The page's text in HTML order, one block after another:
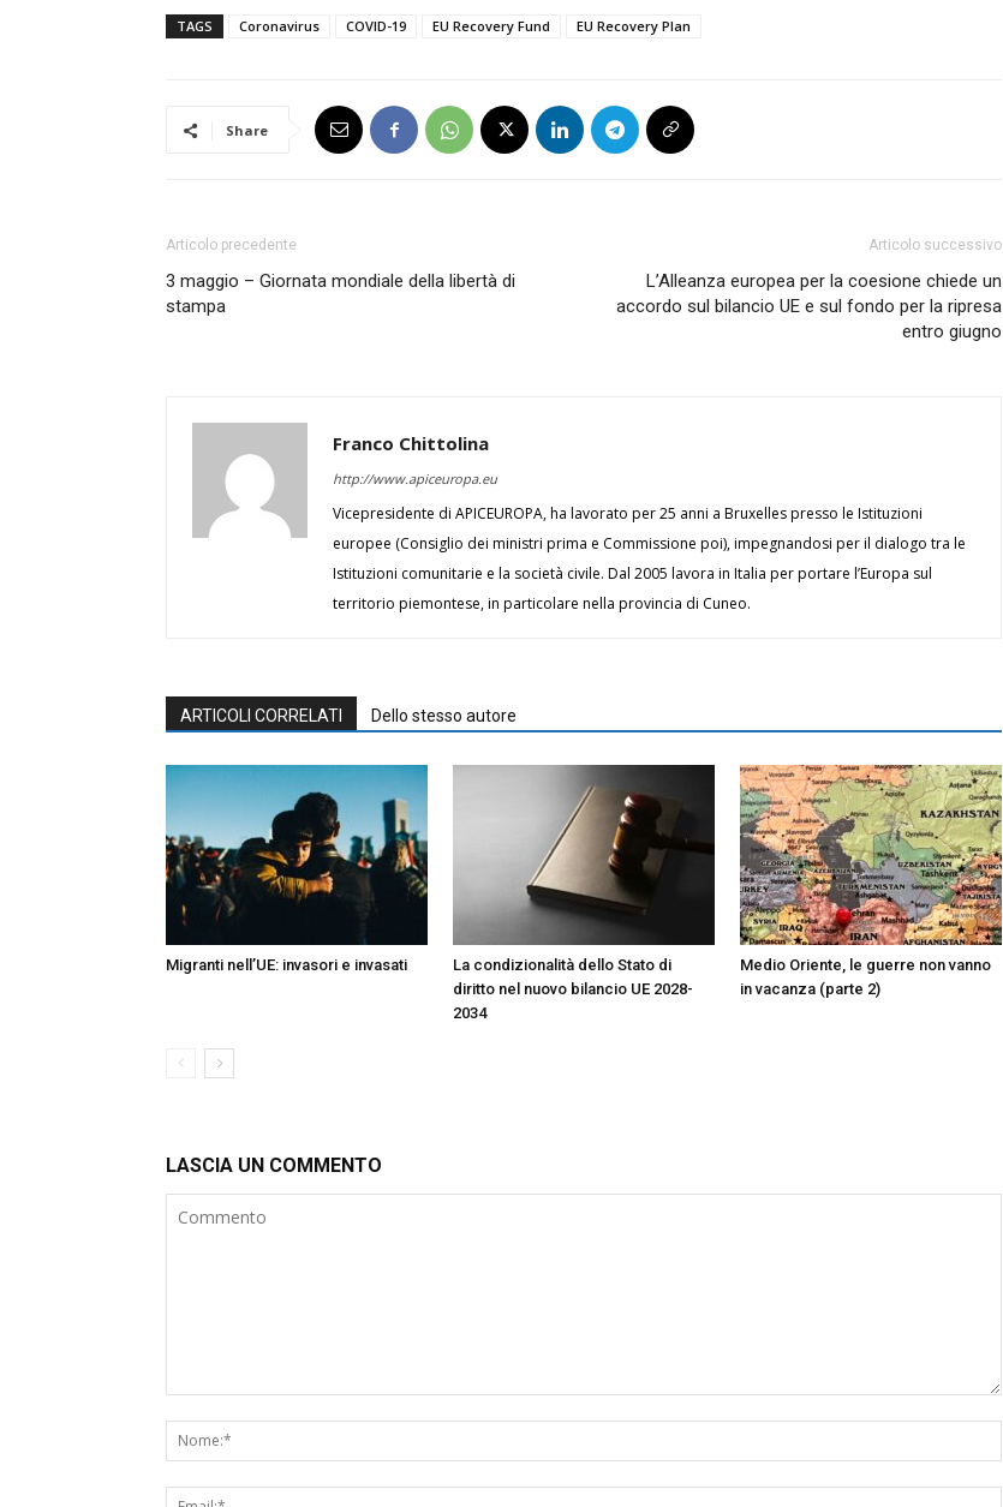
TAGS Coronavirus COVID-19 EU Recovery Fund EU Recovery Plan
Share
Articolo precedente
3 maggio – Giornata mondiale della libertà di
stampa
Articolo successivo
L’Alleanza europea per la coesione chiede un
accordo sul bilancio UE e sul fondo per la ripresa
entro giugno
Franco Chittolina
http://www.apiceuropa.eu
Vicepresidente di APICEUROPA, ha lavorato per 25 anni a Bruxelles presso le Istituzioni
europee (Consiglio dei ministri prima e Commissione poi), impegnandosi per il dialogo tra le
Istituzioni comunitarie e la società civile. Dal 2005 lavora in Italia per portare l’Europa sul
territorio piemontese, in particolare nella provincia di Cuneo.
ARTICOLI CORRELATI Dello stesso autore
Migranti nell’UE: invasori e invasati
La condizionalità dello Stato di
diritto nel nuovo bilancio UE 2028-
2034
Medio Oriente, le guerre non vanno
in vacanza (parte 2)
LASCIA UN COMMENTO